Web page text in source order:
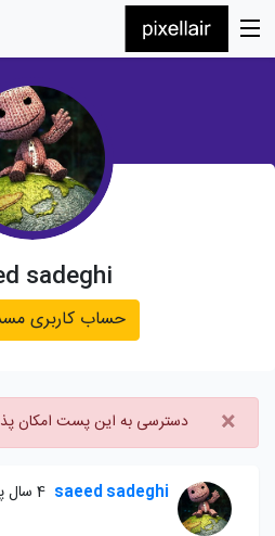
sadeghi
حساب کاربری
× دسترسی به این پست امکان
saeed sadeghi 4 سال پیش